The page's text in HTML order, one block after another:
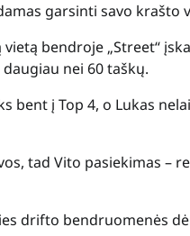
garsinti savo krašto
bendroje „Street“
nei 60 taškų.
bent į Top 4, o Lukas
tad Vito pasiekimas –
drifto bendruomenės